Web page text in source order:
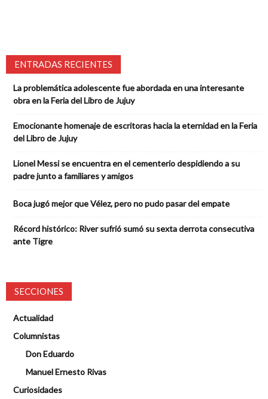
ENTRADAS RECIENTES
La problemática adolescente fue abordada en una interesante
obra en la Feria del Libro de Jujuy
Emocionante homenaje de escritoras hacia la eternidad en la Feria
del Libro de Jujuy
Lionel Messi se encuentra en el cementerio despidiendo a su
padre junto a familiares y amigos
Boca jugó mejor que Vélez, pero no pudo pasar del empate
Récord histórico: River sufrió sumó su sexta derrota consecutiva
ante Tigre
SECCIONES
Actualidad
Columnistas
Don Eduardo
Manuel Ernesto Rivas
Curiosidades